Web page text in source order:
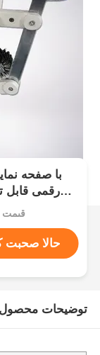
قیمت
حالا صحبت
توضیحات محصول